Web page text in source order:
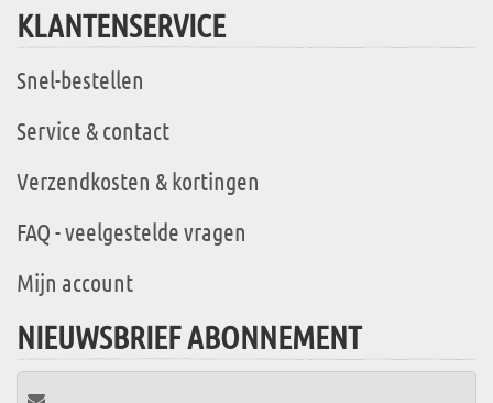
KLANTENSERVICE
Snel-bestellen
Service & contact
Verzendkosten & kortingen
FAQ - veelgestelde vragen
Mijn account
NIEUWSBRIEF ABONNEMENT